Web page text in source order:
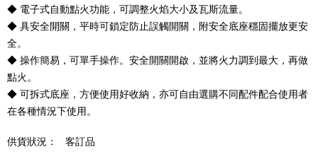
◆ 電子式自動點火功能，可調整火焰大小及瓦斯流量。
◆ 具安全開關，平時可鎖定防止誤觸開關，附安全底座穩固擺放更安
全。
◆ 操作簡易，可單手操作。安全開關開啟，並將火力調到最大，再做
點火。
◆ 可拆式底座，方便使用好收納，亦可自由選購不同配件配合使用者
在各種情況下使用。
供貨狀況： 客訂品